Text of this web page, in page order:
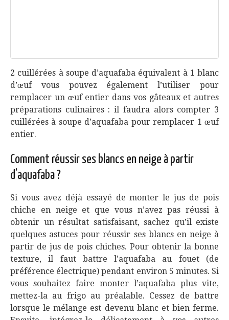
2 cuillérées à soupe d’aquafaba équivalent à 1 blanc
d’œuf vous pouvez également l’utiliser pour
remplacer un œuf entier dans vos gâteaux et autres
préparations culinaires : il faudra alors compter 3
cuillérées à soupe d’aquafaba pour remplacer 1 œuf
entier.
Comment réussir ses blancs en neige à partir
d’aquafaba ?
Si vous avez déjà essayé de monter le jus de pois
chiche en neige et que vous n’avez pas réussi à
obtenir un résultat satisfaisant, sachez qu’il existe
quelques astuces pour réussir ses blancs en neige à
partir de jus de pois chiches. Pour obtenir la bonne
texture, il faut battre l’aquafaba au fouet (de
préférence électrique) pendant environ 5 minutes. Si
vous souhaitez faire monter l’aquafaba plus vite,
mettez-la au frigo au préalable. Cessez de battre
lorsque le mélange est devenu blanc et bien ferme.